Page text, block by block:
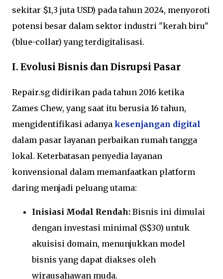
sekitar $1,3 juta USD) pada tahun 2024, menyoroti
potensi besar dalam sektor industri "kerah biru"
(blue-collar) yang terdigitalisasi.
I. Evolusi Bisnis dan Disrupsi Pasar
Repair.sg didirikan pada tahun 2016 ketika
Zames Chew, yang saat itu berusia 16 tahun,
mengidentifikasi adanya kesenjangan digital
dalam pasar layanan perbaikan rumah tangga
lokal. Keterbatasan penyedia layanan
konvensional dalam memanfaatkan platform
daring menjadi peluang utama:
Inisiasi Modal Rendah: Bisnis ini dimulai
dengan investasi minimal (S$30) untuk
akuisisi domain, menunjukkan model
bisnis yang dapat diakses oleh
wirausahawan muda.